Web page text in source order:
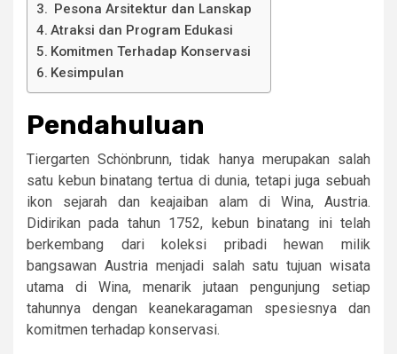
Pesona Arsitektur dan Lanskap
Atraksi dan Program Edukasi
Komitmen Terhadap Konservasi
Kesimpulan
Pendahuluan
Tiergarten Schönbrunn, tidak hanya merupakan salah
satu kebun binatang tertua di dunia, tetapi juga sebuah
ikon sejarah dan keajaiban alam di Wina, Austria.
Didirikan pada tahun 1752, kebun binatang ini telah
berkembang dari koleksi pribadi hewan milik
bangsawan Austria menjadi salah satu tujuan wisata
utama di Wina, menarik jutaan pengunjung setiap
tahunnya dengan keanekaragaman spesiesnya dan
komitmen terhadap konservasi.